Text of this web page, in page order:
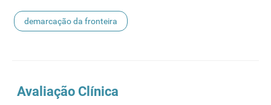
demarcação da fronteira
Avaliação Clínica